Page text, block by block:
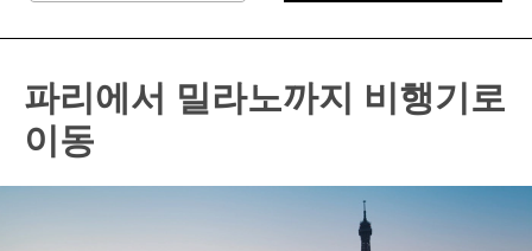
파리에서 밀라노까지 비행기로
이동